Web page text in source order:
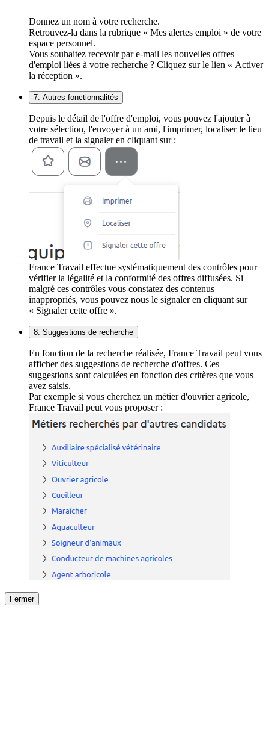
Donnez un nom à votre recherche.
Retrouvez-la dans la rubrique « Mes alertes emploi » de votre
espace personnel.
Vous souhaitez recevoir par e-mail les nouvelles offres
d'emploi liées à votre recherche ? Cliquez sur le lien « Activer
la réception ».
7. Autres fonctionnalités
Depuis le détail de l'offre d'emploi, vous pouvez l'ajouter à
votre sélection, l'envoyer à un ami, l'imprimer, localiser le lieu
de travail et la signaler en cliquant sur :
France Travail effectue systématiquement des contrôles pour
vérifier la légalité et la conformité des offres diffusées. Si
malgré ces contrôles vous constatez des contenus
inappropriés, vous pouvez nous le signaler en cliquant sur
« Signaler cette offre ».
8. Suggestions de recherche
En fonction de la recherche réalisée, France Travail peut vous
afficher des suggestions de recherche d'offres. Ces
suggestions sont calculées en fonction des critères que vous
avez saisis.
Par exemple si vous cherchez un métier d'ouvrier agricole,
France Travail peut vous proposer :
Fermer